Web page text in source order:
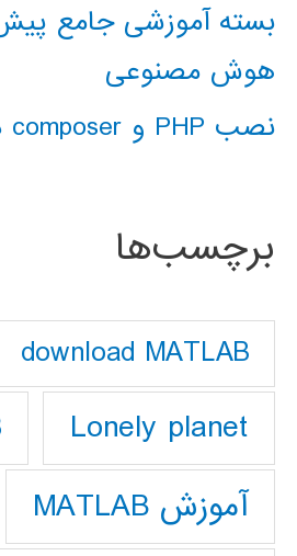
بسته آموزشی جامع
هوش مصنوعی
نصب PHP و composer در ویندوز 10
برچسب‌ها
download MATLAB
Lonely planet
آموزش MATLAB